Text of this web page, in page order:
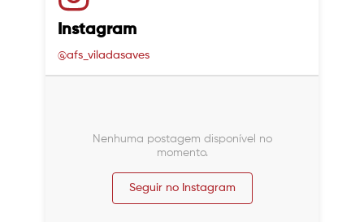
Instagram
@afs_viladasaves
Nenhuma postagem disponível no
momento.
Seguir no Instagram